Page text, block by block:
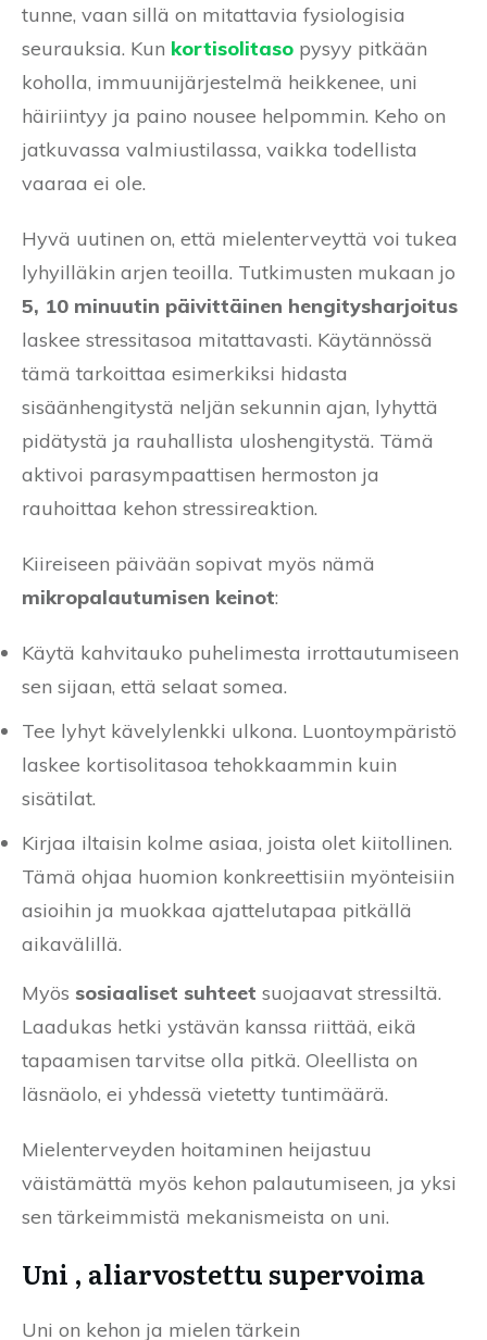
tunne, vaan sillä on mitattavia fysiologisia
seurauksia. Kun kortisolitaso pysyy pitkään
koholla, immuunijärjestelmä heikkenee, uni
häiriintyy ja paino nousee helpommin. Keho on
jatkuvassa valmiustilassa, vaikka todellista
vaaraa ei ole.
Hyvä uutinen on, että mielenterveyttä voi tukea
lyhyilläkin arjen teoilla. Tutkimusten mukaan jo
5, 10 minuutin päivittäinen hengitysharjoitus
laskee stressitasoa mitattavasti. Käytännössä
tämä tarkoittaa esimerkiksi hidasta
sisäänhengitystä neljän sekunnin ajan, lyhyttä
pidätystä ja rauhallista uloshengitystä. Tämä
aktivoi parasympaattisen hermoston ja
rauhoittaa kehon stressireaktion.
Kiireiseen päivään sopivat myös nämä
mikropalautumisen keinot:
Käytä kahvitauko puhelimesta irrottautumiseen
sen sijaan, että selaat somea.
Tee lyhyt kävelylenkki ulkona. Luontoympäristö
laskee kortisolitasoa tehokkaammin kuin
sisätilat.
Kirjaa iltaisin kolme asiaa, joista olet kiitollinen.
Tämä ohjaa huomion konkreettisiin myönteisiin
asioihin ja muokkaa ajattelutapaa pitkällä
aikavälillä.
Myös sosiaaliset suhteet suojaavat stressiltä.
Laadukas hetki ystävän kanssa riittää, eikä
tapaamisen tarvitse olla pitkä. Oleellista on
läsnäolo, ei yhdessä vietetty tuntimäärä.
Mielenterveyden hoitaminen heijastuu
väistämättä myös kehon palautumiseen, ja yksi
sen tärkeimmistä mekanismeista on uni.
Uni , aliarvostettu supervoima
Uni on kehon ja mielen tärkein